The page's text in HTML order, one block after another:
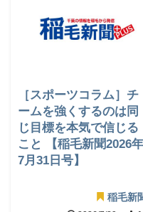
［スポーツコラム］チ
ームを強くするのは同
じ目標を本気で信じる
こと 【稲毛新聞2026年
7月31日号】
稲毛新